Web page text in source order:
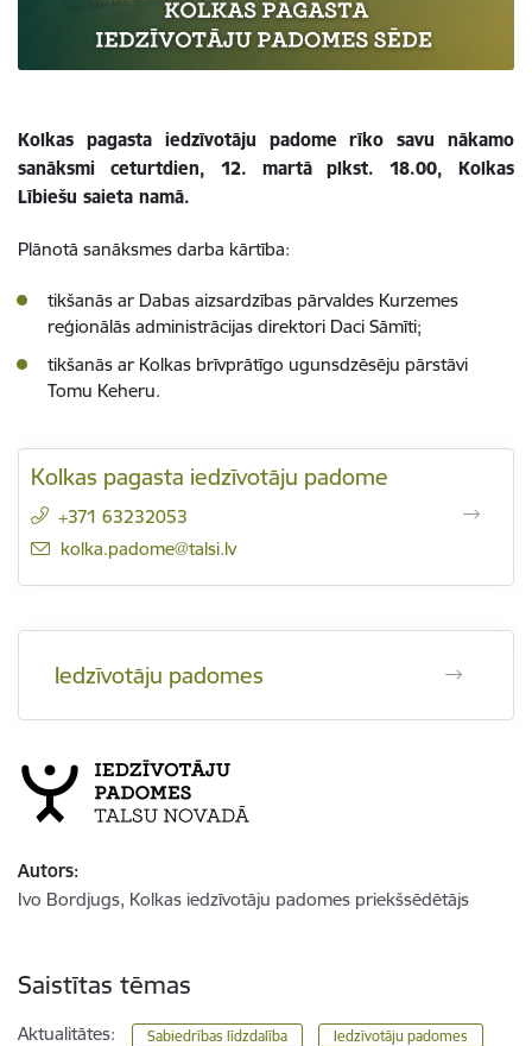
Kolkas pagasta iedzīvotāju padome rīko savu nākamo
sanāksmi ceturtdien, 12. martā plkst. 18.00, Kolkas
Lībiešu saieta namā.
Plānotā sanāksmes darba kārtība:
tikšanās ar Dabas aizsardzības pārvaldes Kurzemes ​
reģionālās administrācijas direktori Daci Sāmīti;
tikšanās ar Kolkas brīvprātīgo ugunsdzēsēju pārstāvi
Tomu Keheru.
Kolkas pagasta iedzīvotāju padome
+371 63232053
E-pasts:
kolka.padome@talsi.lv
Iedzīvotāju padomes
Autors:
Ivo Bordjugs, Kolkas iedzīvotāju padomes priekšsēdētājs
Saistītas tēmas
Aktualitātes: Sabiedrības līdzdalība Iedzīvotāju padomes